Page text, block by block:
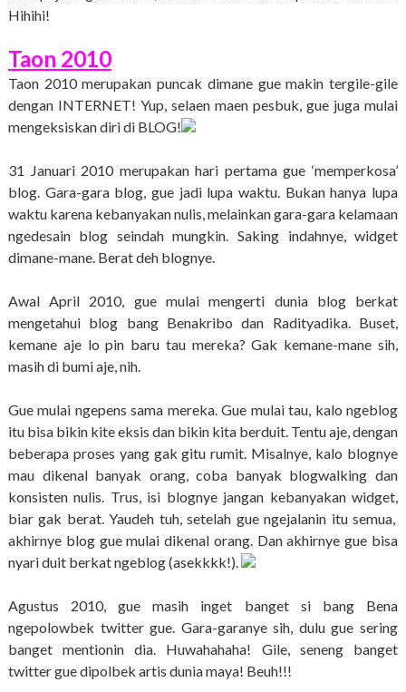
Hihihi!
Taon 2010
Taon 2010 merupakan puncak dimane gue makin tergile-gile
dengan INTERNET! Yup, selaen maen pesbuk, gue juga mulai
mengeksiskan diri di BLOG!
31 Januari 2010 merupakan hari pertama gue ‘memperkosa’
blog. Gara-gara blog, gue jadi lupa waktu. Bukan hanya lupa
waktu karena kebanyakan nulis, melainkan gara-gara kelamaan
ngedesain blog seindah mungkin. Saking indahnye, widget
dimane-mane. Berat deh blognye.
Awal April 2010, gue mulai mengerti dunia blog berkat
mengetahui blog bang Benakribo dan Radityadika. Buset,
kemane aje lo pin baru tau mereka? Gak kemane-mane sih,
masih di bumi aje, nih.
Gue mulai ngepens sama mereka. Gue mulai tau, kalo ngeblog
itu bisa bikin kite eksis dan bikin kita berduit. Tentu aje, dengan
beberapa proses yang gak gitu rumit. Misalnye, kalo blognye
mau dikenal banyak orang, coba banyak blogwalking dan
konsisten nulis. Trus, isi blognye jangan kebanyakan widget,
biar gak berat. Yaudeh tuh, setelah gue ngejalanin itu semua,
akhirnye blog gue mulai dikenal orang. Dan akhirnye gue bisa
nyari duit berkat ngeblog (asekkkk!).
Agustus 2010, gue masih inget banget si bang Bena
ngepolowbek twitter gue. Gara-garanye sih, dulu gue sering
banget mentionin dia. Huwahahaha! Gile, seneng banget
twitter gue dipolbek artis dunia maya! Beuh!!!